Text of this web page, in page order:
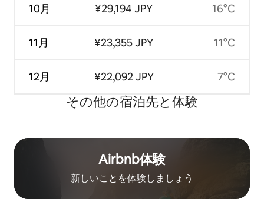
10月
11月
12月
¥29,194 JPY
¥23,355 JPY
¥22,092 JPY
16°C
11°C
7°C
その他の宿⁠泊⁠先と体⁠験
Airbnb体験
新しいことを体験しましょう